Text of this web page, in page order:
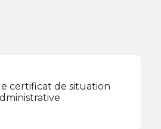
certificat de situation